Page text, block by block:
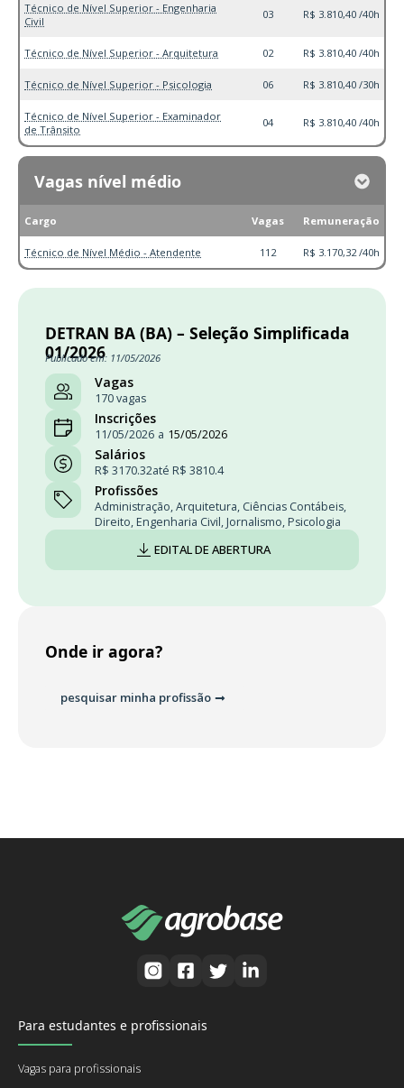
Técnico de Nível Superior - Engenharia
Civil
03 R$ 3.810,40 /40h
Técnico de Nível Superior - Arquitetura 02 R$ 3.810,40 /40h
Técnico de Nível Superior - Psicologia 06 R$ 3.810,40 /30h
Técnico de Nível Superior - Examinador
de Trânsito
04 R$ 3.810,40 /40h
Vagas nível médio
Cargo Vagas Remuneração
Técnico de Nível Médio - Atendente 112 R$ 3.170,32 /40h
DETRAN BA (BA) – Seleção Simplificada
01/2026
Publicado em: 11/05/2026
Vagas
170 vagas
Inscrições
11/05/2026 a 15/05/2026
Salários
R$ 3170.32até R$ 3810.4
Profissões
Administração,Arquitetura, Ciências Contábeis,
Direito, Engenharia Civil, Jornalismo, Psicologia
EDITAL DE ABERTURA
Onde ir agora?
pesquisar minha profissão
Para estudantes e profissionais
Vagas para profissionais